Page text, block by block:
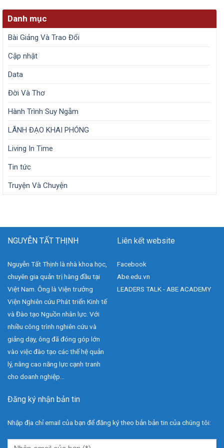
Danh mục
Bài Giảng Và Trao Đổi
Cập nhật
Data
Đời Và Thơ
Hành Trình Suy Ngẫm
LÃNH ĐẠO KHAI PHÓNG
Living In Time
Tin tức
Truyện Và Chuyện
NGUYỄN TẤT THỊNH
Nguyễn Tất Thịnh là nhà khoa học,
chuyên gia quản trị hàng đầu tại
Việt Nam. Ông là Viện trưởng
Viện Nghiên cứu Phát triển Kinh tế
và Đào tạo Nguồn nhân lực. Với
nhiều công trình nghiên cứu và
giảng dạy, ông đã đóng góp lớn
vào việc đào tạo các thế hệ quản
lý, nâng cao năng lực cạnh tranh
cho doanh nghiệp...
Liên kết website
Facebook
Abe.edu.vn
LEADERS TALK - ABE ACADEMY
Đăng ký nhận bản tin
Nhập địa chỉ email của bạn để đăng ký theo bản bản tin của chúng tôi: